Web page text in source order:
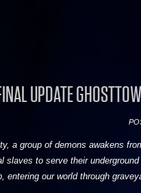
UPDATE
a group of demons awakens
slaves to serve their
entering our world through